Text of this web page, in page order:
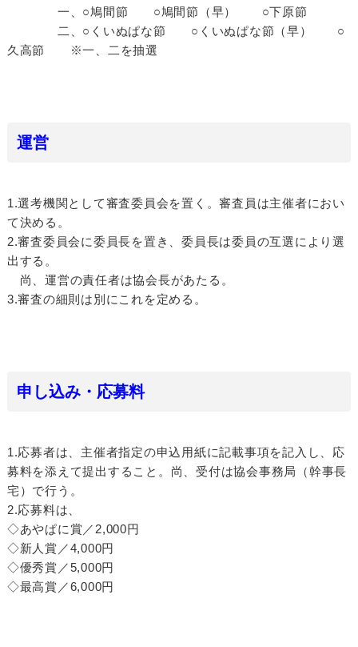
一、○鳩間節 ○鳩間節（早） ○下原節
二、○くいぬぱな節 ○くいぬぱな節（早） ○
久高節 ※一、二を抽選
運営
1.選考機関として審査委員会を置く。審査員は主催者におい
て決める。
2.審査委員会に委員長を置き、委員長は委員の互選により選
出する。
尚、運営の責任者は協会長があたる。
3.審査の細則は別にこれを定める。
申し込み・応募料
1.応募者は、主催者指定の申込用紙に記載事項を記入し、応
募料を添えて提出すること。尚、受付は協会事務局（幹事長
宅）で行う。
2.応募料は、
◇あやぱに賞／2,000円
◇新人賞／4,000円
◇優秀賞／5,000円
◇最高賞／6,000円